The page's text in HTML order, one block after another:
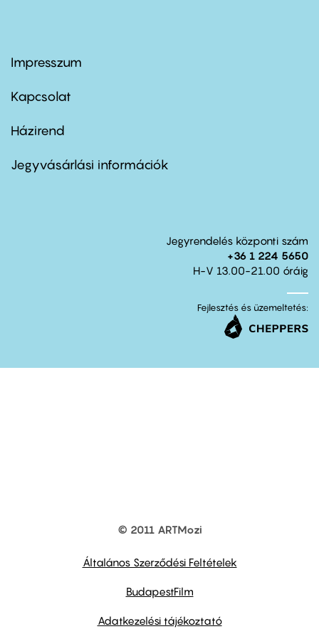
Footer
first
Impresszum
Kapcsolat
Footer
second
Házirend
Jegyvásárlási információk
Jegyrendelés központi szám
+36 1 224 5650
H-V 13.00-21.00 óráig
Fejlesztés és üzemeltetés:
© 2011 ARTMozi
Általános Szerződési Feltételek
BudapestFilm
Adatkezelési tájékoztató